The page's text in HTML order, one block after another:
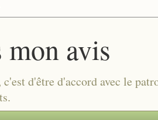
mon avis
d'être d'accord avec le